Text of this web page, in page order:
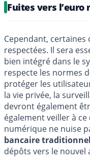
Fuites vers l’euro
Cependant,
respectées. Il sera
bien intégré dans le
respecte les normes
protéger les
la vie privée, la
devront également
également veiller à
numérique ne nuise
bancaire traditionnel
dépôts vers le nouvel